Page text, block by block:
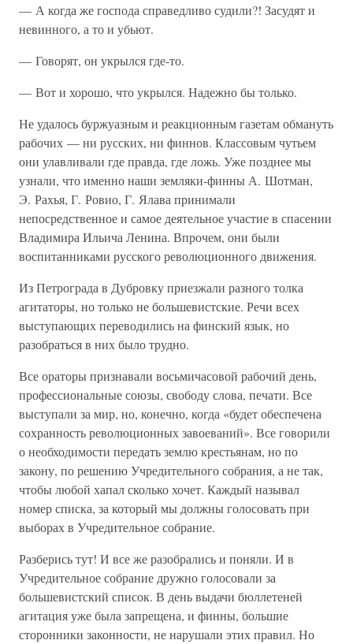
— А когда же господа справедливо судили?! Засудят и
невинного, а то и убьют.
— Говорят, он укрылся где-то.
— Вот и хорошо, что укрылся. Надежно бы только.
Не удалось буржуазным и реакционным газетам обмануть
рабочих — ни русских, ни финнов. Классовым чутьем
они улавливали где правда, где ложь. Уже позднее мы
узнали, что именно наши земляки-финны А. Шотман,
Э. Рахья, Г. Ровио, Г. Ялава принимали
непосредственное и самое деятельное участие в спасении
Владимира Ильича Ленина. Впрочем, они были
воспитанниками русского революционного движения.
Из Петрограда в Дубровку приезжали разного толка
агитаторы, но только не большевистские. Речи всех
выступающих переводились на финский язык, но
разобраться в них было трудно.
Все ораторы признавали восьмичасовой рабочий день,
профессиональные союзы, свободу слова, печати. Все
выступали за мир, но, конечно, когда «будет обеспечена
сохранность революционных завоеваний». Все говорили
о необходимости передать землю крестьянам, но по
закону, по решению Учредительного собрания, а не так,
чтобы любой хапал сколько хочет. Каждый называл
номер списка, за который мы должны голосовать при
выборах в Учредительное собрание.
Разберись тут! И все же разобрались и поняли. И в
Учредительное собрание дружно голосовали за
большевистский список. В день выдачи бюллетеней
агитация уже была запрещена, и финны, большие
сторонники законности, не нарушали этих правил. Но